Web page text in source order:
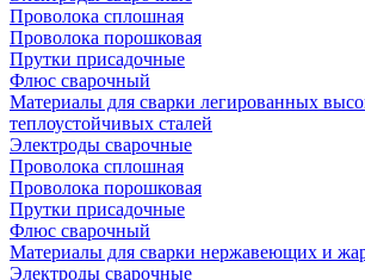
Проволока сплошная
Проволока порошковая
Прутки присадочные
Флюс сварочный
Материалы для сварки легированных
теплоустойчивых сталей
Электроды сварочные
Проволока сплошная
Проволока порошковая
Прутки присадочные
Флюс сварочный
Материалы для сварки нержавеющих и
Электроды сварочные